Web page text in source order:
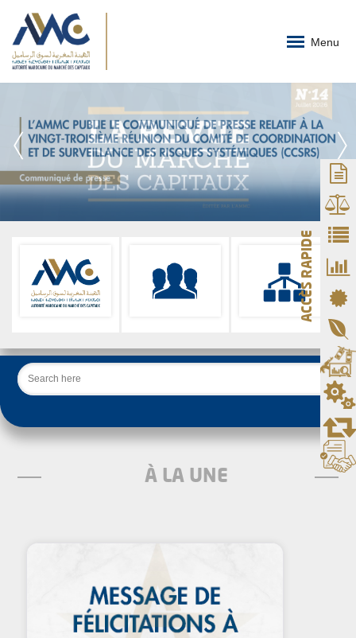
Menu
Rechercher
À LA UNE
ACCÈS RAPIDE